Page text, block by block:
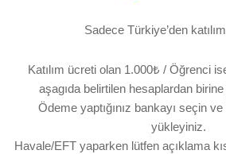
Sadece Türkiye’den
Katılım ücreti olan 1.000₺ / Öğrenci
aşagıda belirtilen hesaplardan birine
Ödeme yaptığınız bankayı seçin
yükleyiniz.
Havale/EFT yaparken lütfen açıklama